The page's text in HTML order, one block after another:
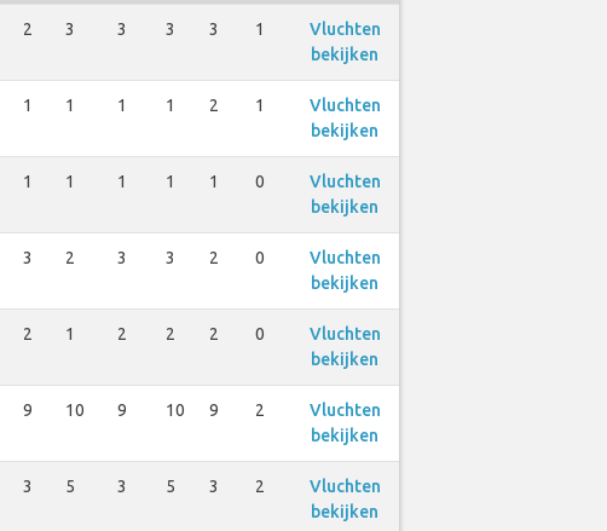
2 3 3 3 3 1
Vluchten
bekijken
1 1 1 1 2 1
Vluchten
bekijken
1 1 1 1 1 0
Vluchten
bekijken
3 2 3 3 2 0
Vluchten
bekijken
2 1 2 2 2 0
Vluchten
bekijken
9 10 9 10 9 2
Vluchten
bekijken
3 5 3 5 3 2
Vluchten
bekijken